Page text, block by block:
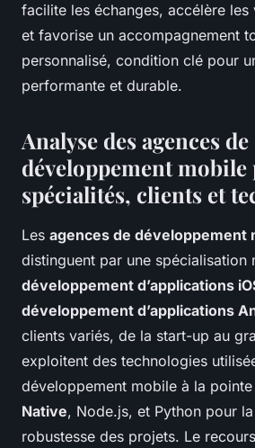
facilite les échanges, accélère les
et favorise un accompagnement
personnalisé, condition clé pour
performante et durable.
Analyse des agences de
développement mobile
spécialités, clients et
Les agences de développement
distinguent par une spécialisation
développement d’applications
développement d’applications
clients variés, de la start-up au
exploitent des technologies
développement mobile à la
Native, Node.js, et Python pour
robustesse des projets. Le